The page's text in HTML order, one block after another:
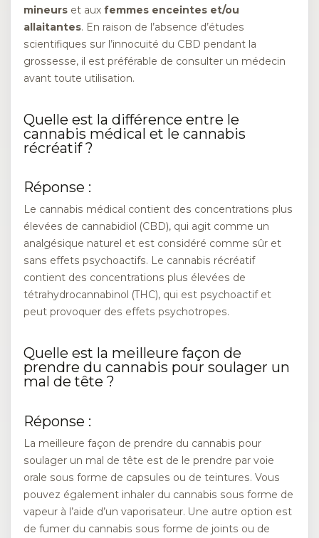
mineurs et aux femmes enceintes et/ou
allaitantes. En raison de l’absence d’études
scientifiques sur l’innocuité du CBD pendant la
grossesse, il est préférable de consulter un médecin
avant toute utilisation.
Quelle est la différence entre le
cannabis médical et le cannabis
récréatif ?
Réponse :
Le cannabis médical contient des concentrations plus
élevées de cannabidiol (CBD), qui agit comme un
analgésique naturel et est considéré comme sûr et
sans effets psychoactifs. Le cannabis récréatif
contient des concentrations plus élevées de
tétrahydrocannabinol (THC), qui est psychoactif et
peut provoquer des effets psychotropes.
Quelle est la meilleure façon de
prendre du cannabis pour soulager un
mal de tête ?
Réponse :
La meilleure façon de prendre du cannabis pour
soulager un mal de tête est de le prendre par voie
orale sous forme de capsules ou de teintures. Vous
pouvez également inhaler du cannabis sous forme de
vapeur à l’aide d’un vaporisateur. Une autre option est
de fumer du cannabis sous forme de joints ou de